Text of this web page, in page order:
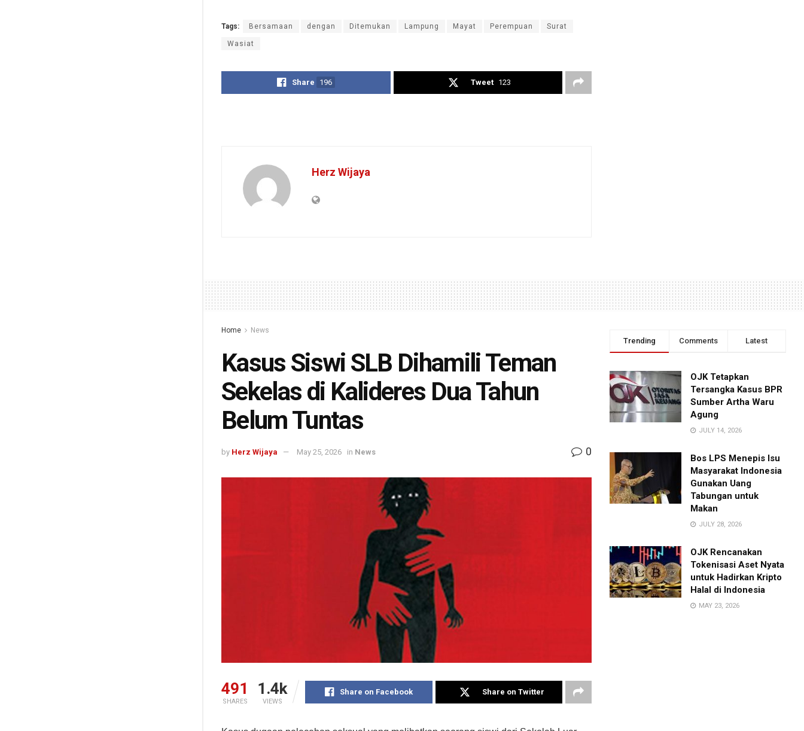
Tags: Bersamaan dengan Ditemukan Lampung Mayat Perempuan Surat
Wasiat
Share 196 Tweet 123
Herz Wijaya
Home News
Kasus Siswi SLB Dihamili Teman
Sekelas di Kalideres Dua Tahun
Belum Tuntas
by Herz Wijaya May 25, 2026 in News 0
491
SHARES
1.4k
VIEWS
Share on Facebook Share on Twitter
Trending Comments Latest
OJK Tetapkan
Tersangka Kasus BPR
Sumber Artha Waru
Agung
JULY 14, 2026
Bos LPS Menepis Isu
Masyarakat Indonesia
Gunakan Uang
Tabungan untuk
Makan
JULY 28, 2026
OJK Rencanakan
Tokenisasi Aset Nyata
untuk Hadirkan Kripto
Halal di Indonesia
MAY 23, 2026